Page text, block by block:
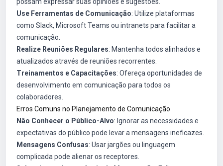
Use Ferramentas de Comunicação: Utilize plataformas
como Slack, Microsoft Teams ou intranets para facilitar a
comunicação.
Realize Reuniões Regulares: Mantenha todos alinhados e
atualizados através de reuniões recorrentes.
Treinamentos e Capacitações: Ofereça oportunidades de
desenvolvimento em comunicação para todos os
colaboradores.
Erros Comuns no Planejamento de Comunicação
Não Conhecer o Público-Alvo: Ignorar as necessidades e
expectativas do público pode levar a mensagens ineficazes.
Mensagens Confusas: Usar jargões ou linguagem
complicada pode alienar os receptores.